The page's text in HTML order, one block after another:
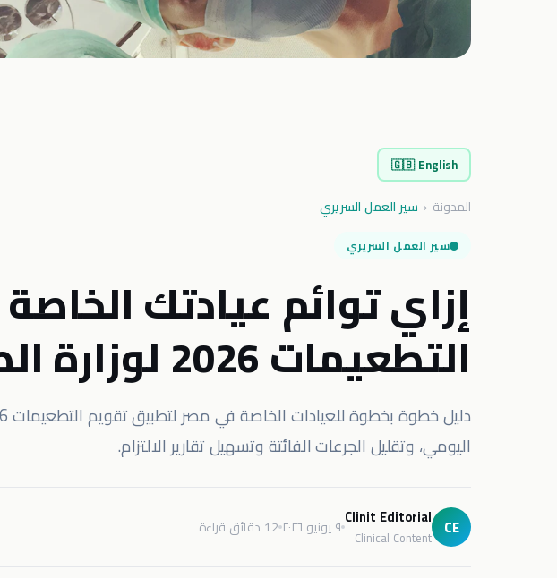
🇬🇧 English
المدونة ‹ سير العمل السريري
سير العمل السريري
إزاي توائم عيادتك
التطعيمات 2026 لوزارة الصحة
اليومي، وتقليل الجرعات الفائتة وتسهيل تقارير الالتزام.
CE
Clinit Editorial
Clinical Content ٩ يونيو ٢٠٢٦ 12 دقائق قراءة